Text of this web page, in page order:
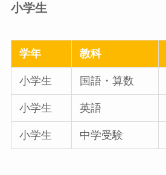
小学生
学年 教科
小学生 国語・算数
小学生 英語
小学生 中学受験